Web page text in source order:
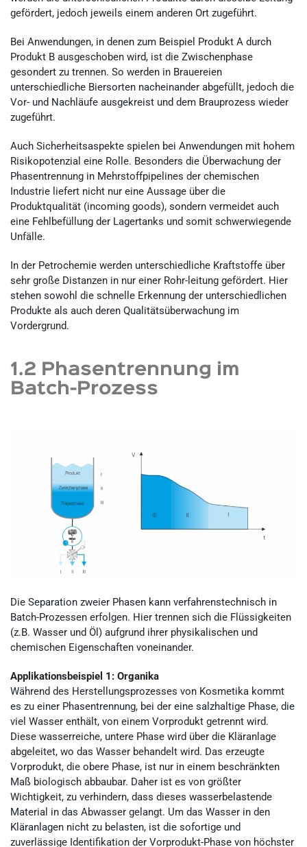
gefördert, jedoch jeweils einem anderen Ort zugeführt.
Bei Anwendungen, in denen zum Beispiel Produkt A durch
Produkt B ausgeschoben wird, ist die Zwischenphase
gesondert zu trennen. So werden in Brauereien
unterschiedliche Biersorten nacheinander abgefüllt, jedoch die
Vor- und Nachläufe ausgekreist und dem Brauprozess wieder
zugeführt.
Auch Sicherheitsaspekte spielen bei Anwendungen mit hohem
Risikopotenzial eine Rolle. Besonders die Überwachung der
Phasentrennung in Mehrstoffpipelines der chemischen
Industrie liefert nicht nur eine Aussage über die
Produktqualität (incoming goods), sondern vermeidet auch
eine Fehlbefüllung der Lagertanks und somit schwerwiegende
Unfälle.
In der Petrochemie werden unterschiedliche Kraftstoffe über
sehr große Distanzen in nur einer Rohr-leitung gefördert. Hier
stehen sowohl die schnelle Erkennung der unterschiedlichen
Produkte als auch deren Qualitätsüberwachung im
Vordergrund.
1.2 Phasentrennung im
Batch-Prozess
Die Separation zweier Phasen kann verfahrenstechnisch in
Batch-Prozessen erfolgen. Hier trennen sich die Flüssigkeiten
(z.B. Wasser und Öl) aufgrund ihrer physikalischen und
chemischen Eigenschaften voneinander.
Applikationsbeispiel 1: Organika
Während des Herstellungsprozesses von Kosmetika kommt
es zu einer Phasentrennung, bei der eine salzhaltige Phase, die
viel Wasser enthält, von einem Vorprodukt getrennt wird.
Diese wasserreiche, untere Phase wird über die Kläranlage
abgeleitet, wo das Wasser behandelt wird. Das erzeugte
Vorprodukt, die obere Phase, ist nur in einem beschränkten
Maß biologisch abbaubar. Daher ist es von größter
Wichtigkeit, zu verhindern, dass dieses wasserbelastende
Material in das Abwasser gelangt. Um das Wasser in den
Kläranlagen nicht zu belasten, ist die sofortige und
zuverlässige Identifikation der Vorprodukt-Phase von höchster